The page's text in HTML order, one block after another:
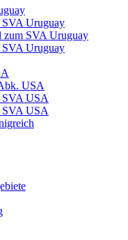
Uruguay
zum SVA Uruguay
Uruguay
USA
USA
USA